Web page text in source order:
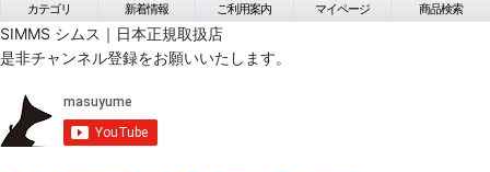
カテゴリ 新着情報 ご利用案内 マイページ 商品検索
SIMMS シムス｜日本正規取扱店
是非チャンネル登録をお願いいたします。